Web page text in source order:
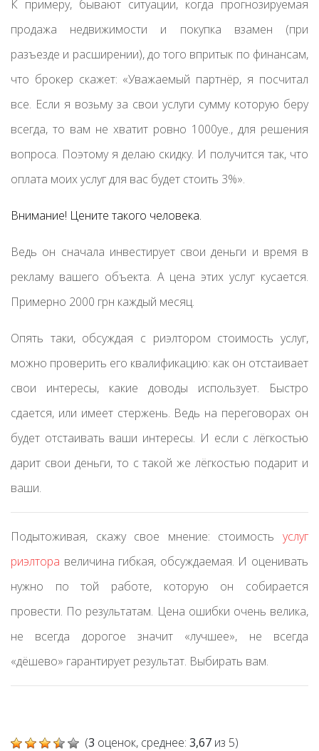
К примеру, бывают ситуации, когда прогнозируемая
продажа недвижимости и покупка взамен (при
разъезде и расширении), до того впритык по финансам,
что брокер скажет: «Уважаемый партнёр, я посчитал
все. Если я возьму за свои услуги сумму которую беру
всегда, то вам не хватит ровно 1000уе., для решения
вопроса. Поэтому я делаю скидку. И получится так, что
оплата моих услуг для вас будет стоить 3%».
Внимание! Цените такого человека.
Ведь он сначала инвестирует свои деньги и время в
рекламу вашего объекта. А цена этих услуг кусается.
Примерно 2000 грн каждый месяц.
Опять таки, обсуждая с риэлтором стоимость услуг,
можно проверить его квалификацию: как он отстаивает
свои интересы, какие доводы использует. Быстро
сдается, или имеет стержень. Ведь на переговорах он
будет отстаивать ваши интересы. И если с лёгкостью
дарит свои деньги, то с такой же лёгкостью подарит и
ваши.
Подытоживая, скажу свое мнение: стоимость услуг
риэлтора величина гибкая, обсуждаемая. И оценивать
нужно по той работе, которую он собирается
провести. По результатам. Цена ошибки очень велика,
не всегда дорогое значит «лучшее», не всегда
«дёшево» гарантирует результат. Выбирать вам.
(3 оценок, среднее: 3,67 из 5)